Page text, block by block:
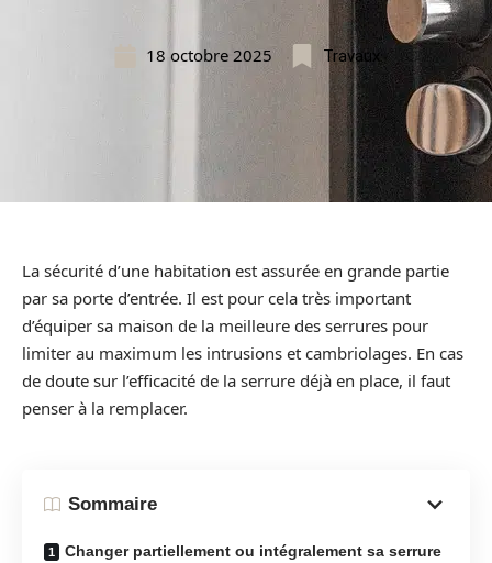
18 octobre 2025 Travaux
La sécurité d’une habitation est assurée en grande partie
par sa porte d’entrée. Il est pour cela très important
d’équiper sa maison de la meilleure des serrures pour
limiter au maximum les intrusions et cambriolages. En cas
de doute sur l’efficacité de la serrure déjà en place, il faut
penser à la remplacer.
Sommaire
Changer partiellement ou intégralement sa serrure